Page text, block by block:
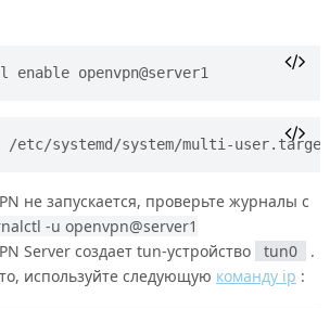
enable openvpn@server1
/etc/systemd/system/multi-
не запускается, проверьте журналы с
-u openvpn@server1
Server создает tun-устройство
tun0
.
используйте следующую команду ip :